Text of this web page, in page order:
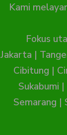
Kami
Fokus
Jakarta |
Cibitung |
Sukabumi |
Semarang |